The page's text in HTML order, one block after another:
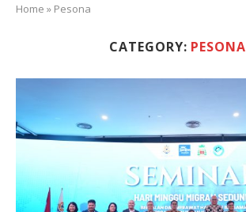
Home » Pesona
CATEGORY: PESONA